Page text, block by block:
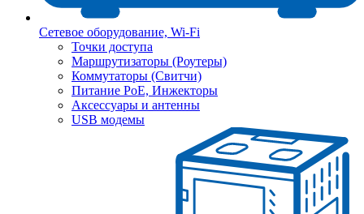
Сетевое оборудование, Wi-Fi
Точки доступа
Маршрутизаторы (Роутеры)
Коммутаторы (Свитчи)
Питание PoE, Инжекторы
Аксессуары и антенны
USB модемы